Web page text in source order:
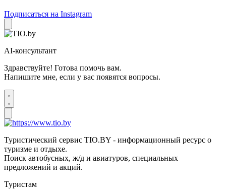
Подписаться на Instagram
AI-консультант
Здравствуйте! Готова помочь вам.
Напишите мне, если у вас появятся вопросы.
Туристический сервис TIO.BY - информационный ресурс о
туризме и отдыхе.
Поиск автобусных, ж/д и авиатуров, специальных
предложений и акций.
Туристам